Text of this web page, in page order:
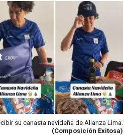
su canasta navideña de Alianza Lima.
(Composición Exitosa)